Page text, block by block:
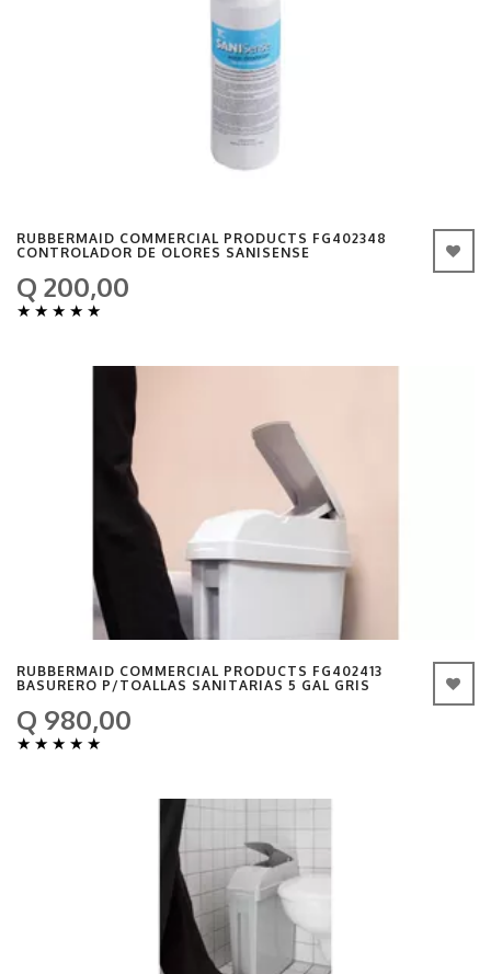
RUBBERMAID COMMERCIAL PRODUCTS FG402348
CONTROLADOR DE OLORES SANISENSE
Q 200,00
★ ★ ★ ★ ★
RUBBERMAID COMMERCIAL PRODUCTS FG402413
BASURERO P/TOALLAS SANITARIAS 5 GAL GRIS
Q 980,00
★ ★ ★ ★ ★